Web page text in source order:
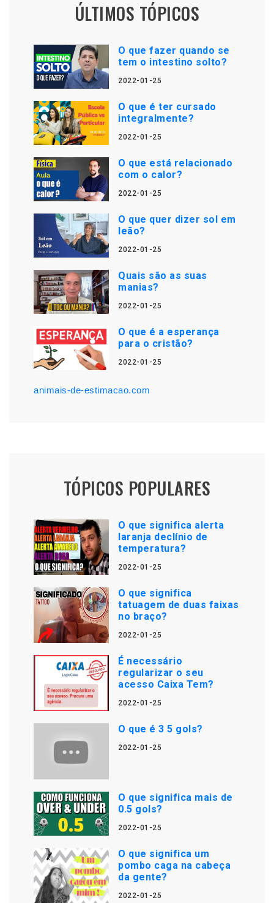
ÚLTIMOS TÓPICOS
O que fazer quando se
tem o intestino solto?
2022-01-25
O que é ter cursado
integralmente?
2022-01-25
O que está relacionado
com o calor?
2022-01-25
O que quer dizer sol em
leão?
2022-01-25
Quais são as suas
manias?
2022-01-25
O que é a esperança
para o cristão?
2022-01-25
animais-de-estimacao.com
TÓPICOS POPULARES
O que significa alerta
laranja declínio de
temperatura?
2022-01-25
O que significa
tatuagem de duas faixas
no braço?
2022-01-25
É necessário
regularizar o seu
acesso Caixa Tem?
2022-01-25
O que é 3 5 gols?
2022-01-25
O que significa mais de
0.5 gols?
2022-01-25
O que significa um
pombo caga na cabeça
da gente?
2022-01-25